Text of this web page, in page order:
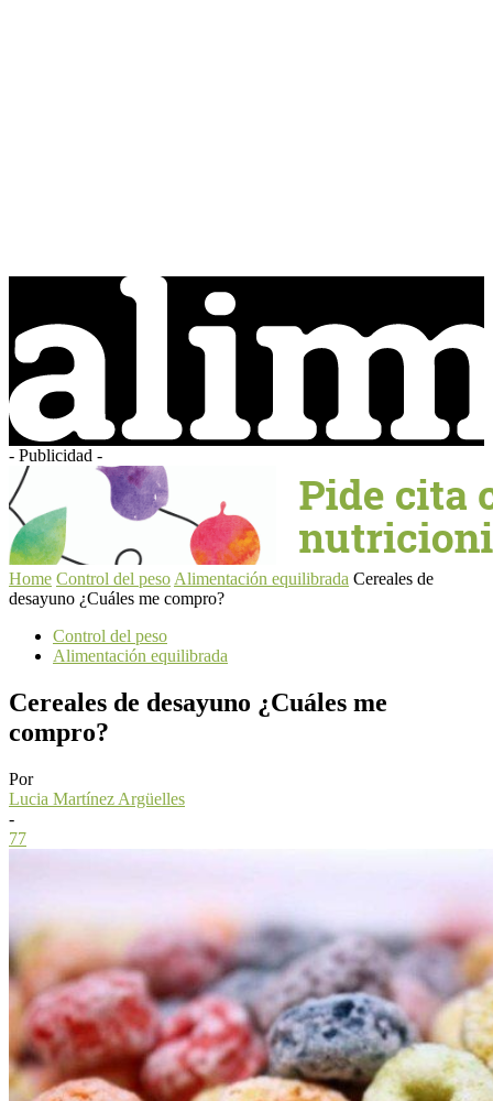
- Publicidad -
Home Control del peso Alimentación equilibrada Cereales de
desayuno ¿Cuáles me compro?
Control del peso
Alimentación equilibrada
Cereales de desayuno ¿Cuáles me
compro?
Por
Lucia Martínez Argüelles
-
77